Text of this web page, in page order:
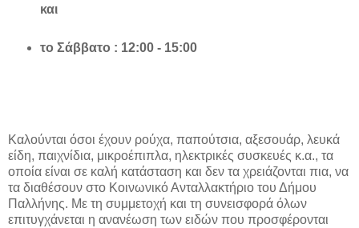
και
το Σάββατο : 12:00 - 15:00
Καλούνται όσοι έχουν ρούχα, παπούτσια, αξεσουάρ, λευκά
είδη, παιχνίδια, μικροέπιπλα, ηλεκτρικές συσκευές κ.α., τα
οποία είναι σε καλή κατάσταση και δεν τα χρειάζονται πια, να
τα διαθέσουν στο Κοινωνικό Ανταλλακτήριο του Δήμου
Παλλήνης. Με τη συμμετοχή και τη συνεισφορά όλων
επιτυγχάνεται η ανανέωση των ειδών που προσφέρονται